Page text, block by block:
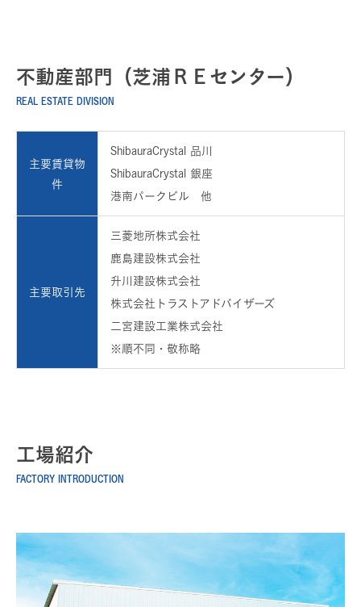
不動産部門（芝浦ＲＥセンター）
REAL ESTATE DIVISION
主要賃貸物
件
ShibauraCrystal 品川
ShibauraCrystal 銀座
港南パークビル 他
主要取引先
三菱地所株式会社
鹿島建設株式会社
升川建設株式会社
株式会社トラストアドバイザーズ
二宮建設工業株式会社
※順不同・敬称略
工場紹介
FACTORY INTRODUCTION